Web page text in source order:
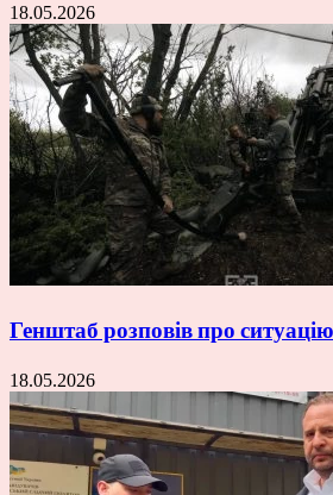
18.05.2026
Генштаб розповів про
18.05.2026